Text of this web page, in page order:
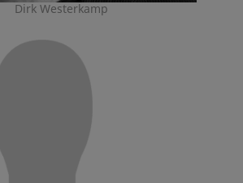
Dirk Westerkamp